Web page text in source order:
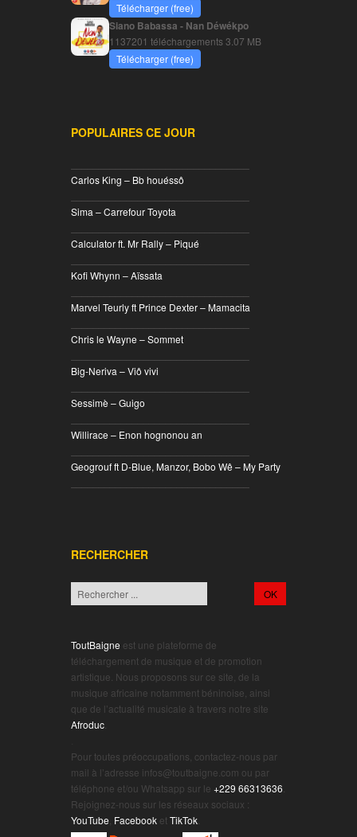
Télécharger (free)
Siano Babassa - Nan Déwékpo
1137201 téléchargements3.07 MB
Télécharger (free)
POPULAIRES CE JOUR
Carlos King – Bb houéssô
Sima – Carrefour Toyota
Calculator ft. Mr Rally – Piqué
Kofi Whynn – Aïssata
Marvel Teurly ft Prince Dexter – Mamacita
Chris le Wayne – Sommet
Big-Neriva – Viô vivi
Sessimè – Guigo
Willirace – Enon hognonou an
Geogrouf ft D-Blue, Manzor, Bobo Wê – My Party
RECHERCHER
ToutBaigne est une plateforme de
téléchargement de musique et de promotion
artistique. Nous proposons sur ce site, de la
musique africaine notamment béninoise, ainsi
que de l’actualité musicale à travers notre site
Afroduc
Pour toutes préoccupations, contactez-nous par
mail à l’adresse infos@toutbaigne.com ou par
téléphone et/ou Whatsapp sur le +229 66313636
Rejoignez-nous sur les réseaux sociaux :
YouTube Facebook etTikTok